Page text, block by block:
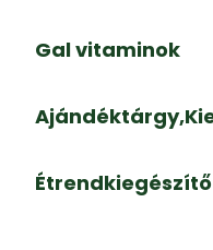
Gal vitaminok
Étrendkiegészítő